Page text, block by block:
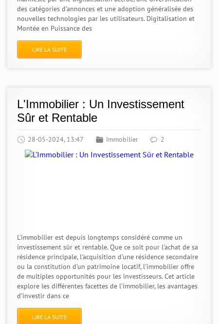
des catégories d’annonces et une adoption généralisée des
nouvelles technologies par les utilisateurs. Digitalisation et
Montée en Puissance des
LIRE LA SUITE
L'Immobilier : Un Investissement
Sûr et Rentable
28-05-2024, 13:47 Immobilier 2
L'immobilier est depuis longtemps considéré comme un
investissement sûr et rentable. Que ce soit pour l'achat de sa
résidence principale, l'acquisition d'une résidence secondaire
ou la constitution d'un patrimoine locatif, l'immobilier offre
de multiples opportunités pour les investisseurs. Cet article
explore les différentes facettes de l'immobilier, les avantages
d'investir dans ce
LIRE LA SUITE